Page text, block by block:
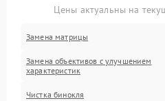
Цены актуальны на
Замена матрицы
Замена объективов с улучшением
характеристик
Чистка бинокля